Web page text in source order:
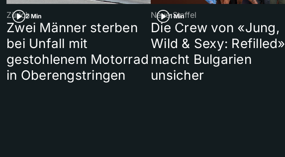
2 Min
Zürich
Zwei Männer sterben
bei Unfall mit
gestohlenem Motorrad
in Oberengstringen
1 Min
Neue Staffel
Die Crew von «Jung,
Wild & Sexy: Refilled»
macht Bulgarien
unsicher